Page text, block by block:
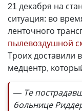
21 декабря на
ситуация: во
ленточного
пылевоздушной
Троих доставили
медцентр,
— Те
больнице